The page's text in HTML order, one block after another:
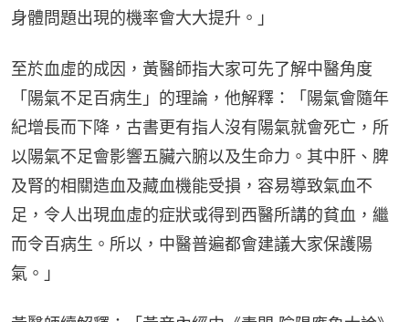
身體問題出現的機率會大大提升。」
至於血虛的成因，黃醫師指大家可先了解中醫角度
「陽氣不足百病生」的理論，他解釋：「陽氣會隨年
紀增長而下降，古書更有指人沒有陽氣就會死亡，所
以陽氣不足會影響五臟六腑以及生命力。其中肝、脾
及腎的相關造血及藏血機能受損，容易導致氣血不
足，令人出現血虛的症狀或得到西醫所講的貧血，繼
而令百病生。所以，中醫普遍都會建議大家保護陽
氣。」